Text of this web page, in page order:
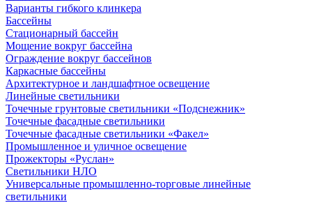
Варианты гибкого клинкера
Бассейны
Стационарный бассейн
Мощение вокруг бассейна
Ограждение вокруг бассейнов
Каркасные бассейны
Архитектурное и ландшафтное освещение
Линейные светильники
Точечные грунтовые светильники «Подснежник»
Точечные фасадные светильники
Точечные фасадные светильники «Факел»
Промышленное и уличное освещение
Прожекторы «Руслан»
Светильники НЛО
Универсальные промышленно-торговые линейные
светильники